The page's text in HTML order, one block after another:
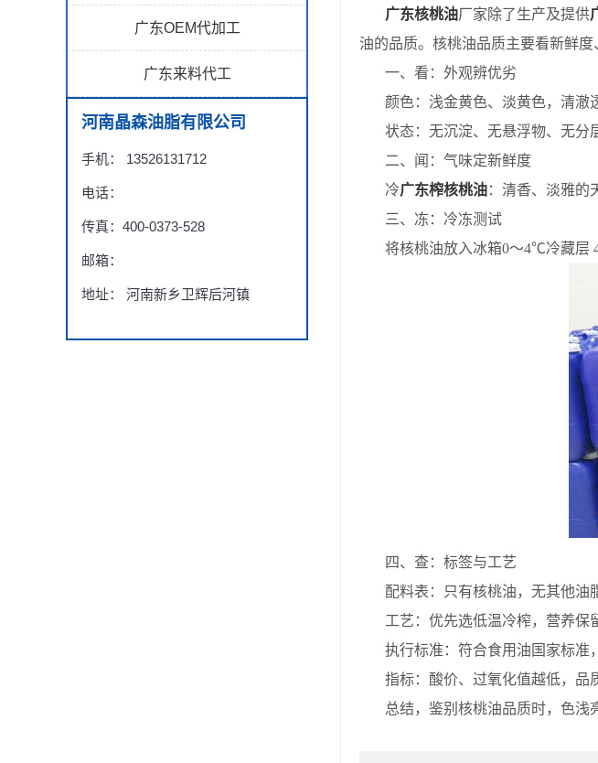
广东OEM代加工
广东来料代工
河南晶森油脂有限公司
手机： 13526131712
电话：
传真：400-0373-528
邮箱：
地址： 河南新乡卫辉后河镇
广东核桃油厂家除了生产及提供
油的品质。核桃油品质主要看新鲜
一、看：外观辨优劣
颜色：浅金黄色、淡黄色，清澈
状态：无沉淀、无悬浮物、无分
二、闻：气味定新鲜度
冷广东榨核桃油：清香、淡雅的
三、冻：冷冻测试
将核桃油放入冰箱0～4℃冷藏层 4
四、查：标签与工艺
配料表：只有核桃油，无其他油
工艺：优先选低温冷榨，营养保
执行标准：符合食用油国家标准
指标：酸价、过氧化值越低，品
总结，鉴别核桃油品质时，色浅亮